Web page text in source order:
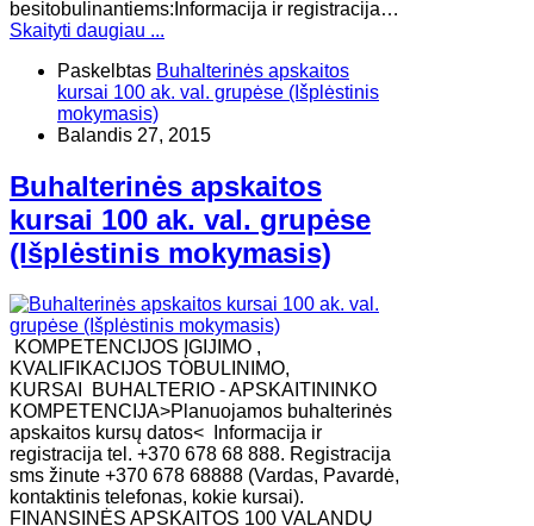
besitobulinantiems:Informacija ir registracija…
Skaityti daugiau ...
Paskelbtas Buhalterinės apskaitos
kursai 100 ak. val. grupėse (Išplėstinis
mokymasis)
Balandis 27, 2015
Buhalterinės apskaitos
kursai 100 ak. val. grupėse
(Išplėstinis mokymasis)
KOMPETENCIJOS ĮGIJIMO ,
KVALIFIKACIJOS TOBULINIMO,
KURSAI BUHALTERIO - APSKAITININKO
KOMPETENCIJA>Planuojamos buhalterinės
apskaitos kursų datos< Informacija ir
registracija tel. +370 678 68 888. Registracija
sms žinute +370 678 68888 (Vardas, Pavardė,
kontaktinis telefonas, kokie kursai).
FINANSINĖS APSKAITOS 100 VALANDŲ